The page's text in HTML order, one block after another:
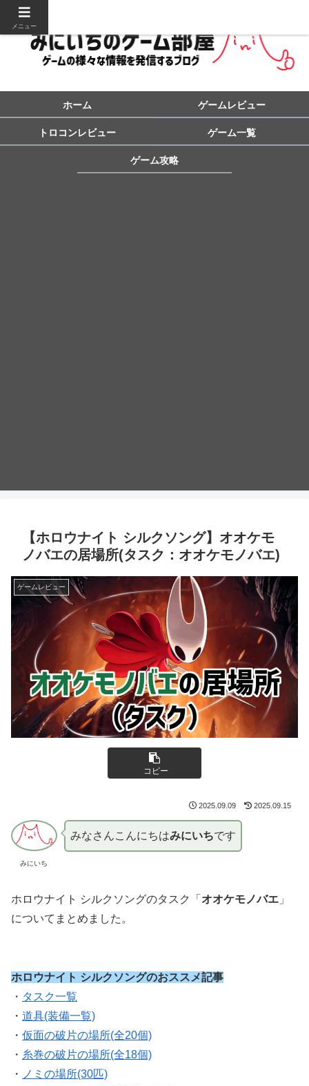
ホーム ゲームレビュー
トロコンレビュー ゲーム一覧
ゲーム攻略
【ホロウナイト シルクソング】オオケモ
ノバエの居場所(タスク：オオケモノバエ)
ゲームレビュー
コピー
2025.09.09 2025.09.15
みにいち
みなさんこんにちはみにいちです
ホロウナイト シルクソングのタスク「 オオケモノバエ 」
についてまとめました。
ホロウナイト シルクソングのおススメ記事
・ タスク一覧
・ 道具(装備一覧)
・ 仮面の破片の場所(全20個)
・ 糸巻の破片の場所(全18個)
・ ノミの場所(30匹)
メニュー